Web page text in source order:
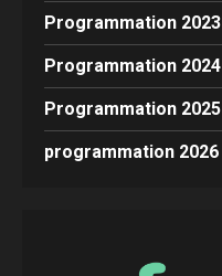
Programmation 2023
Programmation 2024
Programmation 2025
programmation 2026